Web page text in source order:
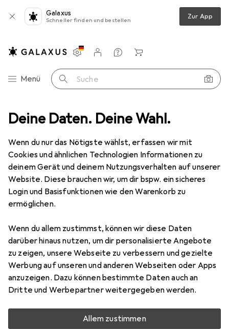
Deine Daten. Deine Wahl.
Wenn du nur das Nötigste wählst, erfassen wir mit
Cookies und ähnlichen Technologien Informationen zu
deinem Gerät und deinem Nutzungsverhalten auf unserer
Website. Diese brauchen wir, um dir bspw. ein sicheres
Login und Basisfunktionen wie den Warenkorb zu
ermöglichen.
Wenn du allem zustimmst, können wir diese Daten
darüber hinaus nutzen, um dir personalisierte Angebote
zu zeigen, unsere Webseite zu verbessern und gezielte
Werbung auf unseren und anderen Webseiten oder Apps
anzuzeigen. Dazu können bestimmte Daten auch an
Dritte und Werbepartner weitergegeben werden.
Allem zustimmen
Galaxus
Schneller finden und bestellen Zur App
Navigation nach Kategorien
Menü Suche
Einstellungen
Kundenkonto
Vergleichslisten
Merklisten
Warenkorb
Alles in Mode Bekleidung Shorts Nike Sweatshorts
8 Bilder
NikeSweatshorts
Preis in EUR inkl. MwSt.
EUR
65,57
4
Bewertungen Marke
Mehr von Nike
Zwischen Do, 13.8. und Mo, 17.8. geliefert
Nur 2 Stück an Lager beim Drittanbieter